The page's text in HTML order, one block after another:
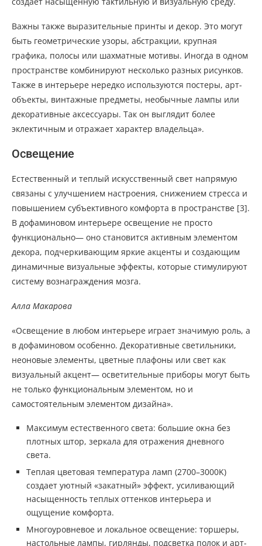
Важны также выразительные принты и декор. Это могут
быть геометрические узоры, абстракции, крупная
графика, полосы или шахматные мотивы. Иногда в одном
пространстве комбинируют несколько разных рисунков.
Также в интерьере нередко используются постеры, арт-
объекты, винтажные предметы, необычные лампы или
декоративные аксессуары. Так он выглядит более
эклектичным и отражает характер владельца».
Освещение
Естественный и теплый искусственный свет напрямую
связаны с улучшением настроения, снижением стресса и
повышением субъективного комфорта в пространстве [3].
В дофаминовом интерьере освещение не просто
функционально— оно становится активным элементом
декора, подчеркивающим яркие акценты и создающим
динамичные визуальные эффекты, которые стимулируют
систему вознаграждения мозга.
Алла Макарова
«Освещение в любом интерьере играет значимую роль, а
в дофаминовом особенно. Декоративные светильники,
неоновые элементы, цветные плафоны или свет как
визуальный акцент— осветительные приборы могут быть
не только функциональным элементом, но и
самостоятельным элементом дизайна».
Максимум естественного света: большие окна без
плотных штор, зеркала для отражения дневного
света.
Теплая цветовая температура ламп (2700–3000K)
создает уютный «закатный» эффект, усиливающий
насыщенность теплых оттенков интерьера и
ощущение комфорта.
Многоуровневое и локальное освещение: торшеры,
настольные лампы, гирлянды, подсветка полок и арт-